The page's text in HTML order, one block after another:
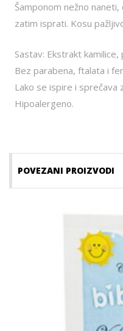
Šamponom nežno
zatim isprati. Kosu
Sastav: Ekstrakt
Bez parabena, ftalata i
Lako se ispire i sprečava
Hipoalergeno.
POVEZANI PROIZVODI